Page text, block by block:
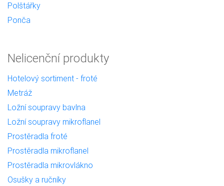
Polštářky
Ponča
Nelicenční produkty
Hotelový sortiment - froté
Metráž
Ložní soupravy bavlna
Ložní soupravy mikroflanel
Prostěradla froté
Prostěradla mikroflanel
Prostěradla mikrovlákno
Osušky a ručníky